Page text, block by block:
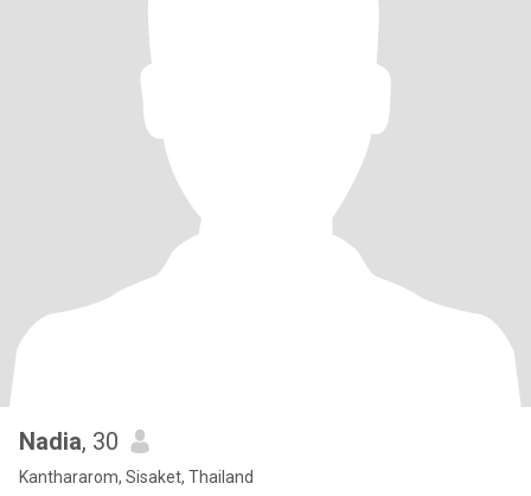
Nadia, 30
Kanthararom, Sisaket, Thailand